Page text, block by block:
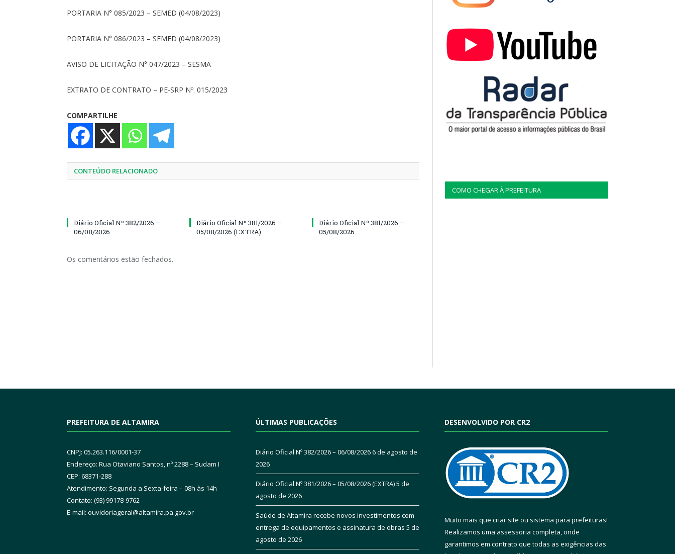
PORTARIA N° 085/2023 – SEMED (04/08/2023)
PORTARIA N° 086/2023 – SEMED (04/08/2023)
AVISO DE LICITAÇÃO N° 047/2023 – SESMA
EXTRATO DE CONTRATO – PE-SRP Nº. 015/2023
COMPARTILHE
CONTEÚDO RELACIONADO
Diário Oficial Nº 382/2026 –
06/08/2026
Diário Oficial Nº 381/2026 –
05/08/2026 (EXTRA)
Diário Oficial Nº 381/2026 –
05/08/2026
Os comentários estão fechados.
COMO CHEGAR À PREFEITURA
PREFEITURA DE ALTAMIRA
CNPJ: 05.263.116/0001-37
Endereço: Rua Otaviano Santos, nº 2288 – Sudam I
CEP: 68371-288
Atendimento: Segunda a Sexta-feira – 08h às 14h
Contato: (93) 99178-9762
E-mail: ouvidoriageral@altamira.pa.gov.br
ÚLTIMAS PUBLICAÇÕES
Diário Oficial Nº 382/2026 – 06/08/20266 de agosto de
2026
Diário Oficial Nº 381/2026 – 05/08/2026 (EXTRA)5 de
agosto de 2026
Saúde de Altamira recebe novos investimentos com
entrega de equipamentos e assinatura de obras 5 de
agosto de 2026
DESENVOLVIDO POR CR2
Muito mais que criar site ou sistema para prefeituras!
Realizamos uma assessoria completa, onde
garantimos em contrato que todas as exigências das